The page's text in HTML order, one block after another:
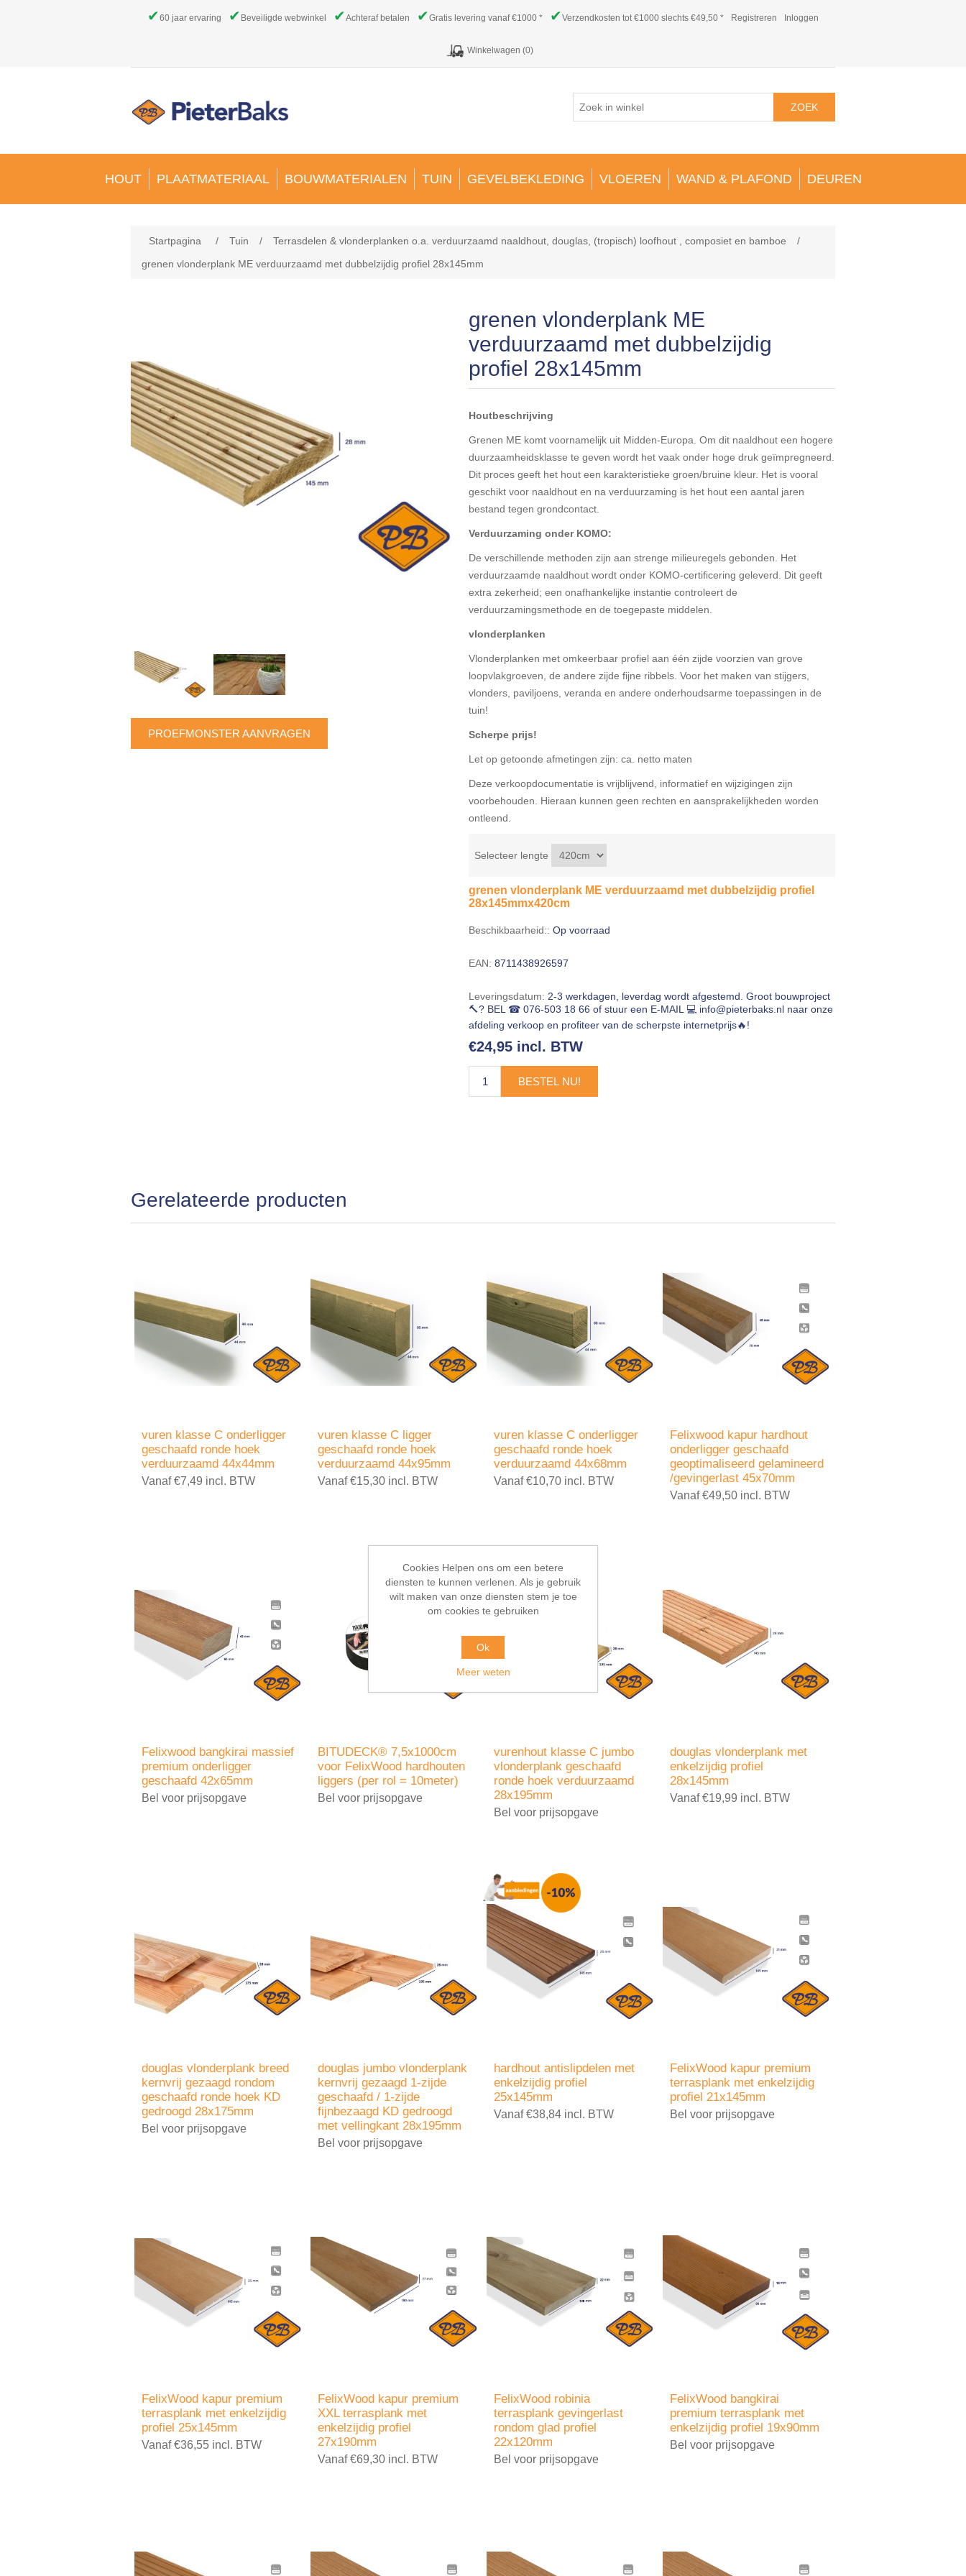
✔60 jaar ervaring ✔ Beveiligde webwinkel ✔Achteraf betalen ✔Gratis levering vanaf €1000 * ✔Verzendkosten tot €1000 slechts €49,50 * Registreren Inloggen
Winkelwagen (0)
ZOEK
HOUT PLAATMATERIAAL BOUWMATERIALEN TUIN GEVELBEKLEDING VLOEREN WAND & PLAFOND DEUREN
Startpagina / Tuin / Terrasdelen & vlonderplanken o.a. verduurzaamd naaldhout, douglas, (tropisch) loofhout , composiet en bamboe
/
grenen vlonderplank ME verduurzaamd met dubbelzijdig profiel 28x145mm
PROEFMONSTER AANVRAGEN
grenen vlonderplank ME
verduurzaamd met dubbelzijdig
profiel 28x145mm
Houtbeschrijving
Grenen ME komt voornamelijk uit Midden-Europa. Om dit naaldhout een hogere
duurzaamheidsklasse te geven wordt het vaak onder hoge druk geïmpregneerd.
Dit proces geeft het hout een karakteristieke groen/bruine kleur. Het is vooral
geschikt voor naaldhout en na verduurzaming is het hout een aantal jaren
bestand tegen grondcontact.
Verduurzaming onder KOMO:
De verschillende methoden zijn aan strenge milieuregels gebonden. Het
verduurzaamde naaldhout wordt onder KOMO-certificering geleverd. Dit geeft
extra zekerheid; een onafhankelijke instantie controleert de
verduurzamingsmethode en de toegepaste middelen.
vlonderplanken
Vlonderplanken met omkeerbaar profiel aan één zijde voorzien van grove
loopvlakgroeven, de andere zijde fijne ribbels. Voor het maken van stijgers,
vlonders, paviljoens, veranda en andere onderhoudsarme toepassingen in de
tuin!
Scherpe prijs!
Let op getoonde afmetingen zijn: ca. netto maten
Deze verkoopdocumentatie is vrijblijvend, informatief en wijzigingen zijn
voorbehouden. Hieraan kunnen geen rechten en aansprakelijkheden worden
ontleend.
Selecteer lengte
grenen vlonderplank ME verduurzaamd met dubbelzijdig profiel
28x145mmx420cm
Beschikbaarheid:: Op voorraad
EAN: 8711438926597
Leveringsdatum: 2-3 werkdagen, leverdag wordt afgestemd. Groot bouwproject
🔨? BEL ☎ 076-503 18 66 of stuur een E-MAIL 💻 info@pieterbaks.nl naar onze
afdeling verkoop en profiteer van de scherpste internetprijs🔥!
€24,95 incl. BTW
BESTEL NU!
Gerelateerde producten
vuren klasse C onderligger
geschaafd ronde hoek
verduurzaamd 44x44mm
Vanaf €7,49 incl. BTW
vuren klasse C ligger
geschaafd ronde hoek
verduurzaamd 44x95mm
Vanaf €15,30 incl. BTW
vuren klasse C onderligger
geschaafd ronde hoek
verduurzaamd 44x68mm
Vanaf €10,70 incl. BTW
Felixwood kapur hardhout
onderligger geschaafd
geoptimaliseerd gelamineerd
/gevingerlast 45x70mm
Vanaf €49,50 incl. BTW
Felixwood bangkirai massief
premium onderligger
geschaafd 42x65mm
Bel voor prijsopgave
BITUDECK® 7,5x1000cm
voor FelixWood hardhouten
liggers (per rol = 10meter)
Bel voor prijsopgave
vurenhout klasse C jumbo
vlonderplank geschaafd
ronde hoek verduurzaamd
28x195mm
Bel voor prijsopgave
douglas vlonderplank met
enkelzijdig profiel
28x145mm
Vanaf €19,99 incl. BTW
douglas vlonderplank breed
kernvrij gezaagd rondom
geschaafd ronde hoek KD
gedroogd 28x175mm
Bel voor prijsopgave
douglas jumbo vlonderplank
kernvrij gezaagd 1-zijde
geschaafd / 1-zijde
fijnbezaagd KD gedroogd
met vellingkant 28x195mm
Bel voor prijsopgave
hardhout antislipdelen met
enkelzijdig profiel
25x145mm
Vanaf €38,84 incl. BTW
FelixWood kapur premium
terrasplank met enkelzijdig
profiel 21x145mm
Bel voor prijsopgave
FelixWood kapur premium
terrasplank met enkelzijdig
profiel 25x145mm
Vanaf €36,55 incl. BTW
FelixWood kapur premium
XXL terrasplank met
enkelzijdig profiel
27x190mm
Vanaf €69,30 incl. BTW
FelixWood robinia
terrasplank gevingerlast
rondom glad profiel
22x120mm
Bel voor prijsopgave
FelixWood bangkirai
premium terrasplank met
enkelzijdig profiel 19x90mm
Bel voor prijsopgave
Cookies Helpen ons om een betere
diensten te kunnen verlenen. Als je gebruik
wilt maken van onze diensten stem je toe
om cookies te gebruiken
Ok
Meer weten